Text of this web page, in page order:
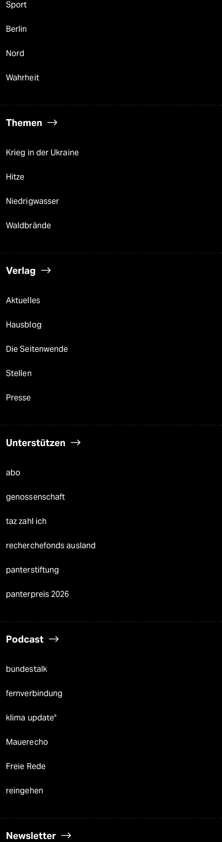
Sport
Berlin
Nord
Wahrheit
Themen
Krieg in der Ukraine
Hitze
Niedrigwasser
Waldbrände
Verlag
Aktuelles
Hausblog
Die Seitenwende
Stellen
Presse
Unterstützen
abo
genossenschaft
taz zahl ich
recherchefonds ausland
panterstiftung
panterpreis 2026
Podcast
bundestalk
fernverbindung
klima update°
Mauerecho
Freie Rede
reingehen
Newsletter